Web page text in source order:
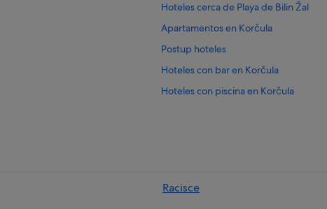
Hoteles cerca de Playa de Bilin Žal
Apartamentos en Korčula
Postup hoteles
Hoteles con bar en Korčula
Hoteles con piscina en Korčula
Racisce